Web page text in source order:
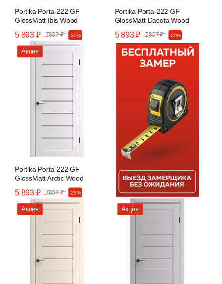
Portika Porta-222 GF
GlossMatt Ibis Wood
5 893 ₽ 7857 ₽ -25%
Portika Porta-222 GF
GlossMatt Dacota Wood
5 893 ₽ 7857 ₽ -25%
Акция
Portika Porta-222 GF
GlossMatt Arctic Wood
5 893 ₽ 7857 ₽ -25%
Акция Акция